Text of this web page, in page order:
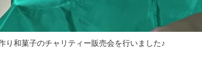
り和菓子のチャリティー販売会を行いました♪